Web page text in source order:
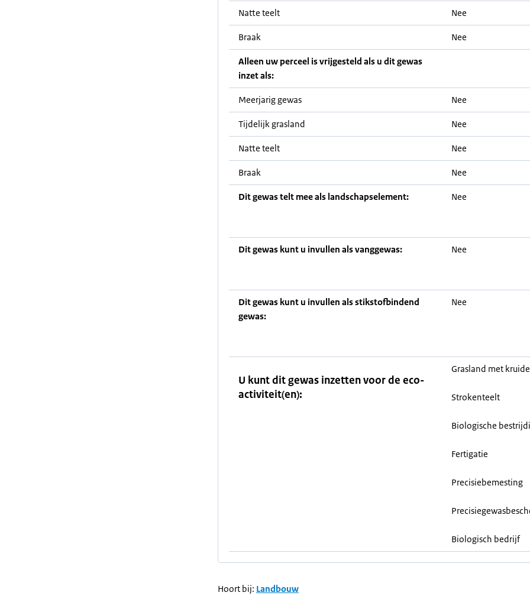
Natte teelt Nee
Braak Nee
Alleen uw perceel is vrijgesteld als u dit gewas
inzet als:
Meerjarig gewas Nee
Tijdelijk grasland Nee
Natte teelt Nee
Braak Nee
Dit gewas telt mee als landschapselement: Nee
Dit gewas kunt u invullen als vanggewas: Nee
Dit gewas kunt u invullen als stikstofbindend
gewas:
Nee
U kunt dit gewas inzetten voor de eco-
activiteit(en):
Grasland met
Strokenteelt
Biologische
Fertigatie
Precisiebemesting
Biologisch bedrijf
Hoort bij: Landbouw